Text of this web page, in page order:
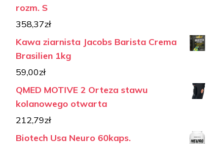
rozm. S
358,37zł
Kawa ziarnista Jacobs Barista Crema
Brasilien 1kg
59,00zł
QMED MOTIVE 2 Orteza stawu
kolanowego otwarta
212,79zł
Biotech Usa Neuro 60kaps.